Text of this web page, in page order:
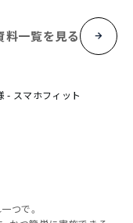
料一覧を見る
- スマホフィット
つで。